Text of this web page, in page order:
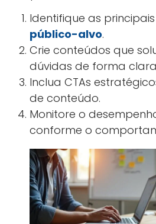
Produzir artigos, vídeos e
respondem dúvidas
marca. O conteúdo
qualificados, facilitando a
Conteúdos que geram
emocional, fundamental
em vendas online.
Call to Action
Inserir chamadas para
dentro do conteúdo
cliques e conversão. Essa
leitores em compradores.